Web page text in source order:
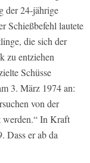
der 24-jährige
Schießbefehl lautete
die sich der
zu entziehen
Schüsse
3. März 1974 an:
von der
werden.“ In Kraft
Dass er ab da